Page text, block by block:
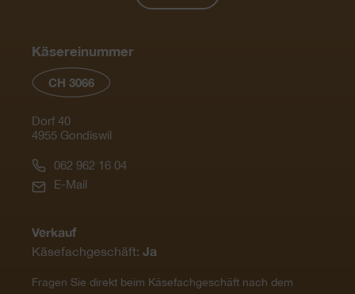
Käsereinummer
CH 3066
Dorf 40
4955 Gondiswil
062 962 16 04
E-Mail
Verkauf
Käsefachgeschäft: Ja
Fragen Sie direkt beim Käsefachgeschäft nach dem